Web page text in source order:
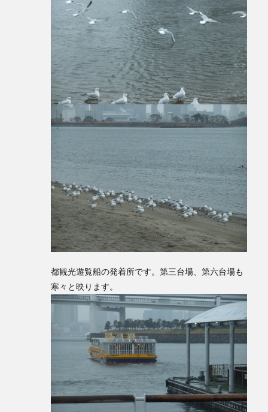
都観光遊覧船の発着所です。第三台場、第六台場も
寒々と映ります。